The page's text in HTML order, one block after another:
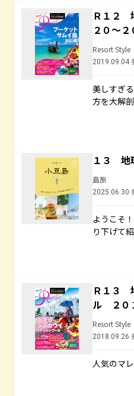
Ｒ１２
２０～２
Resort Style
2019.09.04
美しすぎ
方を大解
１３ 地
島旅
2025.06.30
ようこそ
り下げて
Ｒ１３
ル ２０
Resort Style
2018.09.26
人気のマ